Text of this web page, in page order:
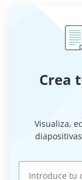
Crea
Visualiza,